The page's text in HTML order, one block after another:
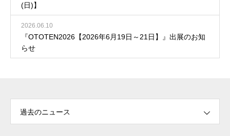
(日)】
2026.06.10
『OTOTEN2026【2026年6月19日～21日】』出展のお知
らせ
過去のニュース